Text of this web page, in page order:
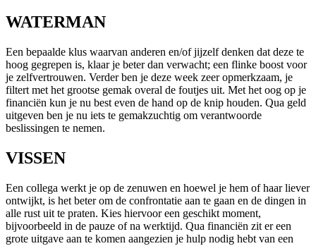
WATERMAN
Een bepaalde klus waarvan anderen en/of jijzelf denken dat deze te
hoog gegrepen is, klaar je beter dan verwacht; een flinke boost voor
je zelfvertrouwen. Verder ben je deze week zeer opmerkzaam, je
filtert met het grootse gemak overal de foutjes uit. Met het oog op je
financiën kun je nu best even de hand op de knip houden. Qua geld
uitgeven ben je nu iets te gemakzuchtig om verantwoorde
beslissingen te nemen.
VISSEN
Een collega werkt je op de zenuwen en hoewel je hem of haar liever
ontwijkt, is het beter om de confrontatie aan te gaan en de dingen in
alle rust uit te praten. Kies hiervoor een geschikt moment,
bijvoorbeeld in de pauze of na werktijd. Qua financiën zit er een
grote uitgave aan te komen aangezien je hulp nodig hebt van een